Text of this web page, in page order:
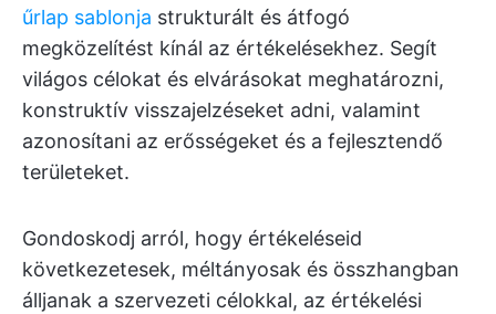
űrlap sablonja strukturált és átfogó
megközelítést kínál az értékelésekhez. Segít
világos célokat és elvárásokat meghatározni,
konstruktív visszajelzéseket adni, valamint
azonosítani az erősségeket és a fejlesztendő
területeket.
Gondoskodj arról, hogy értékeléseid
következetesek, méltányosak és összhangban
álljanak a szervezeti célokkal, az értékelési